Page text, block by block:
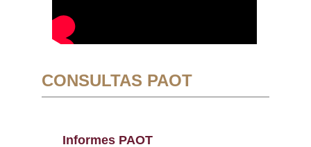
CONSULTAS PAOT
Informes PAOT